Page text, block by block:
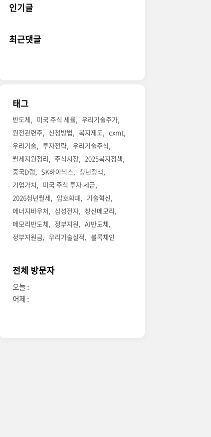
인기글
최근댓글
태그
반도체 미국 주식 세율
우리기술주가
원전관련주
신청방법 복지제도
cxmt
우리기술
투자전략
우리기술주식
월세지원정리
주식시장
2025복지정책
중국D램
SK하이닉스
청년정책
기업가치
미국 주식 투자 세금
2026청년월세
암호화폐
기술혁신
에너지바우처
삼성전자
창신메모리
메모리반도체
정부지원
AI반도체
정부지원금
우리기술실적 블록체인
전체 방문자
오늘 :
어제 :